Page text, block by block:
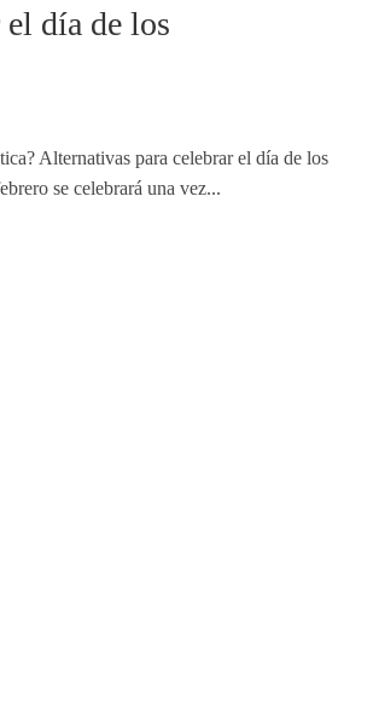
día de los
Alternativas para celebrar el día de los
se celebrará una vez...